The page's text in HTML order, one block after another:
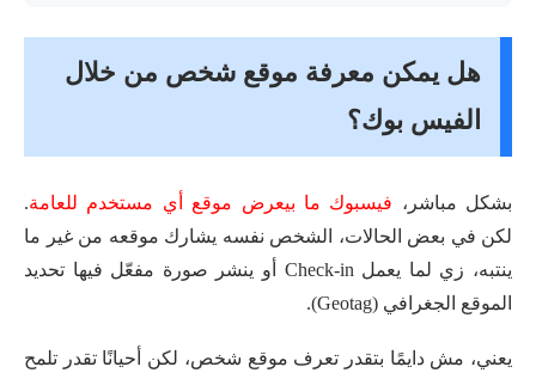
هل يمكن معرفة موقع شخص من خلال
الفيس بوك؟
بشكل مباشر، فيسبوك ما بيعرض موقع أي مستخدم للعامة.
لكن في بعض الحالات، الشخص نفسه يشارك موقعه من غير ما
ينتبه، زي لما يعمل Check-in أو ينشر صورة مفعّل فيها تحديد
الموقع الجغرافي (Geotag).
يعني، مش دايمًا بتقدر تعرف موقع شخص، لكن أحيانًا تقدر تلمح